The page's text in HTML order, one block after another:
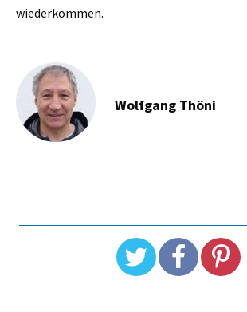
wiederkommen.
Wolfgang Thöni